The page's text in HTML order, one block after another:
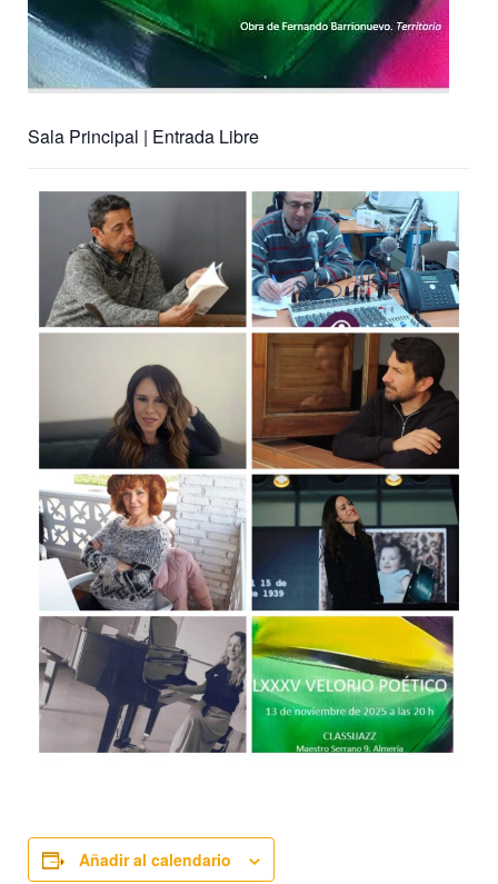
Sala Principal | Entrada Libre
Añadir al calendario